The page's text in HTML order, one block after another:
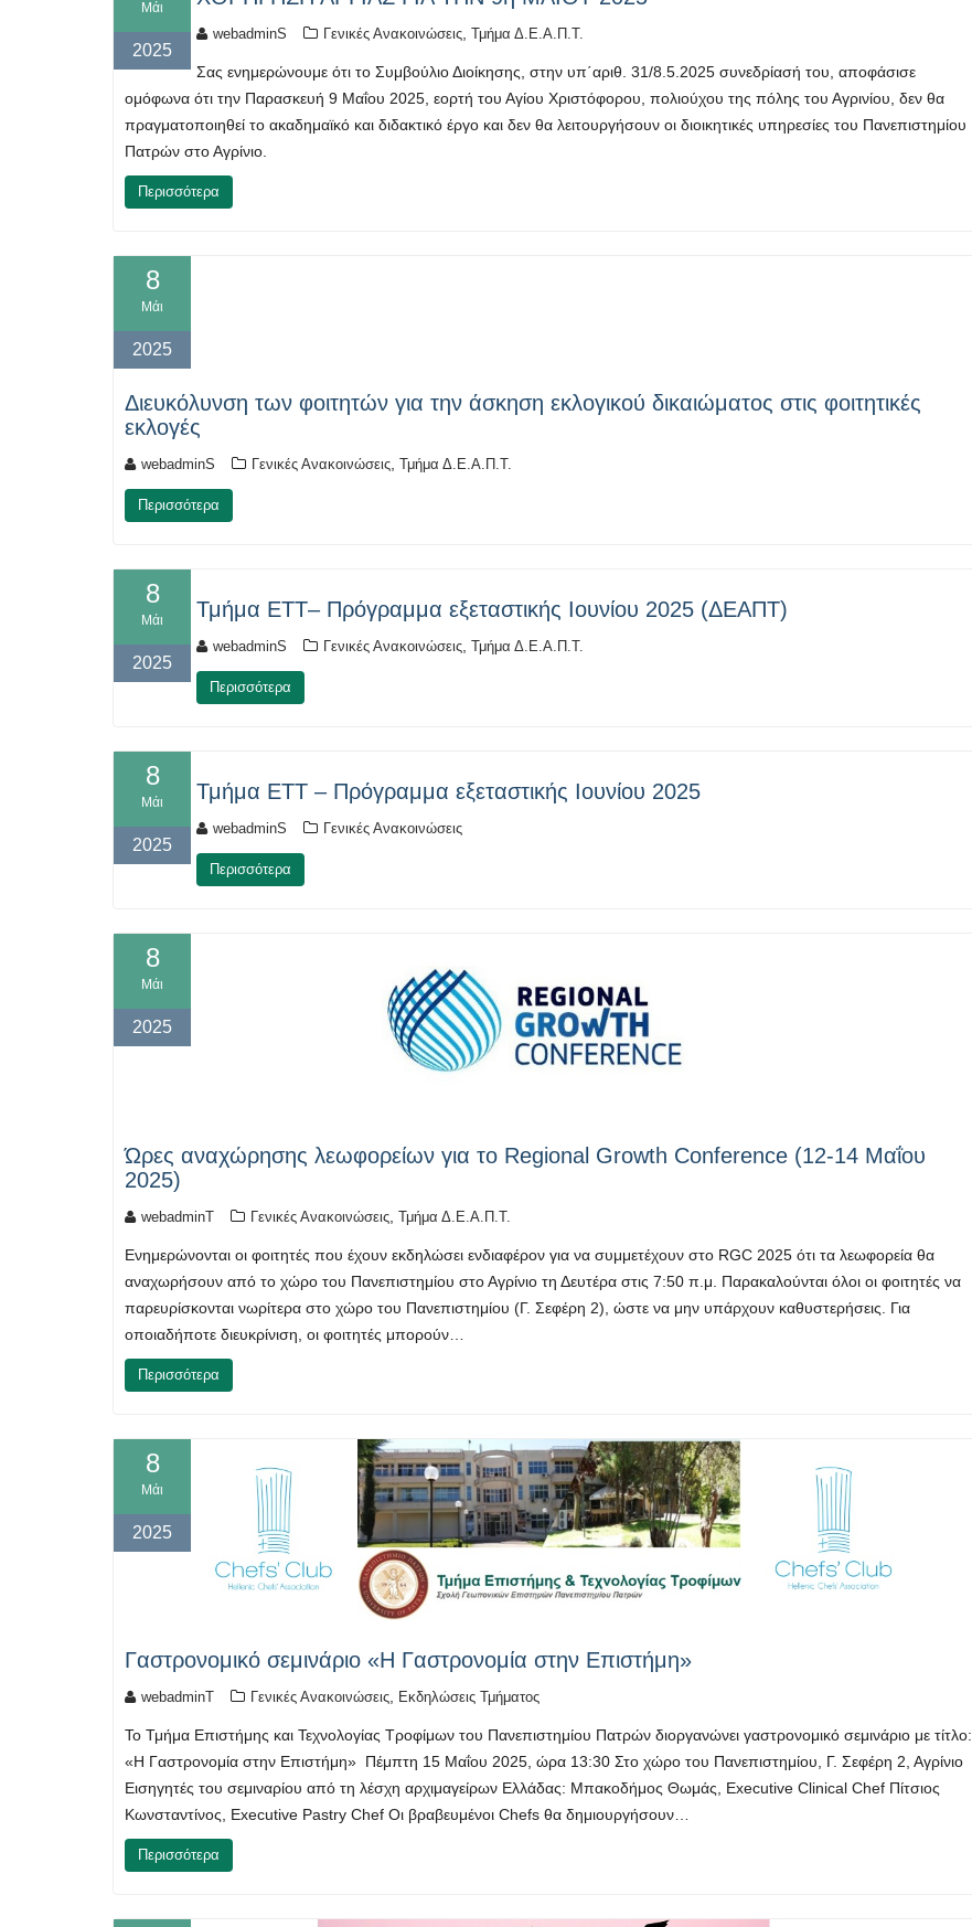
Μάι
2025
webadminS Γενικές Ανακοινώσεις Τμήμα Δ.Ε.Α.Π.Τ.
Σας ενημερώνουμε ότι το Συμβούλιο Διοίκησης, στην υπ΄αριθ. 31/8.5.2025 συνεδρίασή του, αποφάσισε
ομόφωνα ότι την Παρασκευή 9 Μαΐου 2025, εορτή του Αγίου Χριστόφορου, πολιούχου της πόλης του Αγρινίου, δεν θα
πραγματοποιηθεί το ακαδημαϊκό και διδακτικό έργο και δεν θα λειτουργήσουν οι διοικητικές υπηρεσίες του Πανεπιστημίου
Πατρών στο Αγρίνιο.
Περισσότερα
8
Μάι
2025
Διευκόλυνση των φοιτητών για την άσκηση εκλογικού δικαιώματος στις φοιτητικές
εκλογές
webadminS Γενικές Ανακοινώσεις Τμήμα Δ.Ε.Α.Π.Τ.
Περισσότερα
8
Μάι
2025
Τμήμα ΕΤΤ– Πρόγραμμα εξεταστικής Ιουνίου 2025 (ΔΕΑΠΤ)
webadminS Γενικές Ανακοινώσεις Τμήμα Δ.Ε.Α.Π.Τ.
Περισσότερα
8
Μάι
2025
Τμήμα ΕΤΤ – Πρόγραμμα εξεταστικής Ιουνίου 2025
webadminS Γενικές Ανακοινώσεις
Περισσότερα
8
Μάι
2025
Ώρες αναχώρησης λεωφορείων για το Regional Growth Conference (12-14 Μαΐου
2025)
webadminT Γενικές Ανακοινώσεις Τμήμα Δ.Ε.Α.Π.Τ.
Ενημερώνονται οι φοιτητές που έχουν εκδηλώσει ενδιαφέρον για να συμμετέχουν στο RGC 2025 ότι τα λεωφορεία θα
αναχωρήσουν από το χώρο του Πανεπιστημίου στο Αγρίνιο τη Δευτέρα στις 7:50 π.μ. Παρακαλούνται όλοι οι φοιτητές να
παρευρίσκονται νωρίτερα στο χώρο του Πανεπιστημίου (Γ. Σεφέρη 2), ώστε να μην υπάρχουν καθυστερήσεις. Για
οποιαδήποτε διευκρίνιση, οι φοιτητές μπορούν…
Περισσότερα
8
Μάι
2025
Γαστρονομικό σεμινάριο «Η Γαστρονομία στην Επιστήμη»
webadminT Γενικές Ανακοινώσεις, Εκδηλώσεις Τμήματος
Το Τμήμα Επιστήμης και Τεχνολογίας Τροφίμων του Πανεπιστημίου Πατρών διοργανώνει γαστρονομικό σεμινάριο με τίτλο:
«Η Γαστρονομία στην Επιστήμη» Πέμπτη 15 Μαΐου 2025, ώρα 13:30 Στο χώρο του Πανεπιστημίου, Γ. Σεφέρη 2, Αγρίνιο
Εισηγητές του σεμιναρίου από τη λέσχη αρχιμαγείρων Ελλάδας: Μπακοδήμος Θωμάς, Executive Clinical Chef Πίτσιος
Κωνσταντίνος, Executive Pastry Chef Οι βραβευμένοι Chefs θα δημιουργήσουν…
Περισσότερα